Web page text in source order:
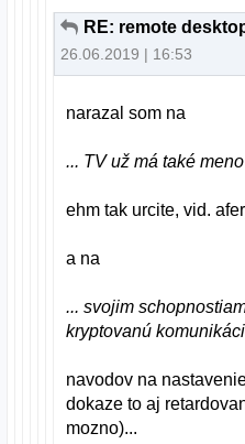
26.06.2019 | 16:53
narazal som na
... TV už má také
ehm tak urcite, vid.
a na
... svojim
kryptovanú
navodov na
dokaze to aj
mozno)...